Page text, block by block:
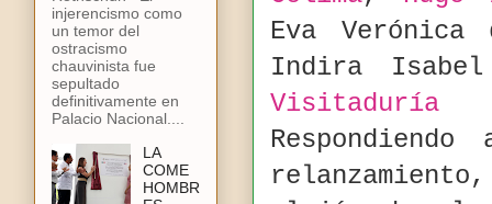
Eva
Indira
Visitaduría
injerencismo como
un temor del
ostracismo
chauvinista fue
sepultado
definitivamente en
Palacio Nacional....
LA
COME
HOMBR